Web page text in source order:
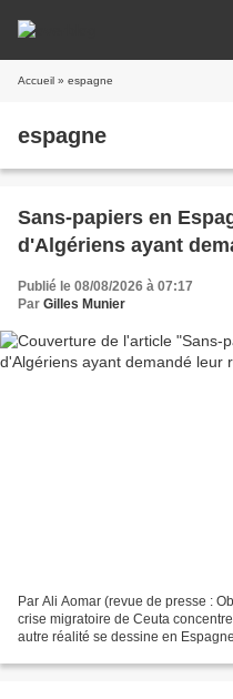
Accueil » espagne
espagne
Sans-papiers en
d'Algériens ayant
Publié le 08/08/2026 à 07:17
Par Gilles Munier
Par Ali Aomar (revue de presse :
crise migratoire de Ceuta
autre réalité se dessine en